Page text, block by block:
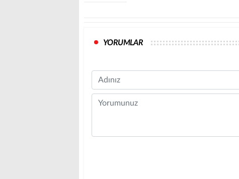
YORUMLAR
Name
Comment